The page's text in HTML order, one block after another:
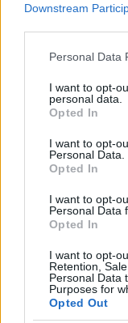
Downstream
Please note that
not limited to your
grant or deny
use your data for
consent section.
Personal Data
I want to opt-
personal data.
Opted In
I want to opt-
Personal Data.
Opted In
I want to opt-
Personal Data
Opted In
I want to opt-
Retention,
Personal Data
Purposes for
Opted Out
Boldogság vagy
kutyasétáltatás
Sokszor jó kicsit
jobb azt látni,
úgy viselkednek,
mivoltunkhoz
fontos cikk,
hogy az evolúció
specializálódott,
éljen, ahol a
ismétlődik, nem
is. Ez azt is jelenti,
jelöli ki. Sokat
kell másokkal